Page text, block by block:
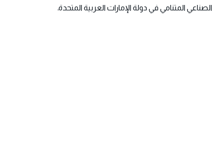
الصناعي المتنامي في دولة الإمارات العربية المتحدة.